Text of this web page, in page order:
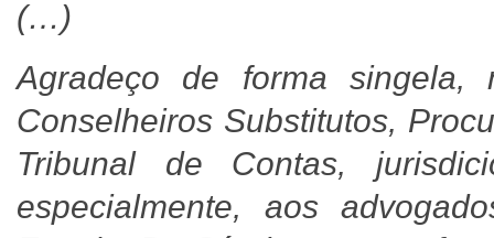
(…)
Agradeço de forma singela,
Conselheiros Substitutos,
Tribunal de Contas,
especialmente, aos